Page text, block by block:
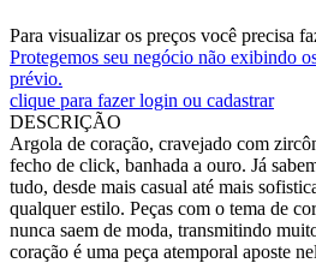
Para visualizar os preços você precisa
Protegemos seu negócio não exibindo
prévio.
clique para fazer login ou cadastrar
DESCRIÇÃO
Argola de coração, cravejado com
fecho de click, banhada a ouro. Já
tudo, desde mais casual até mais
qualquer estilo. Peças com o tema de
nunca saem de moda, transmitindo
coração é uma peça atemporal aposte